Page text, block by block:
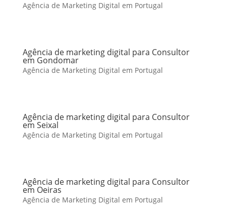
Agência de Marketing Digital em Portugal
Agência de marketing digital para Consultor
em Gondomar
Agência de Marketing Digital em Portugal
Agência de marketing digital para Consultor
em Seixal
Agência de Marketing Digital em Portugal
Agência de marketing digital para Consultor
em Oeiras
Agência de Marketing Digital em Portugal